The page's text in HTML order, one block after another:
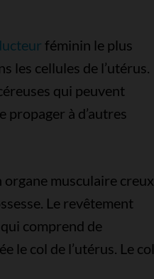
féminin le plus
les cellules de l’utérus.
qui peuvent
propager à d’autres
organe musculaire creux
Le revêtement
comprend de
le col de l’utérus. Le col